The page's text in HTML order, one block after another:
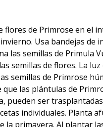
flores de Primrose en el
Usa bandejas de
las semillas de Primula
semillas de flores. La
semillas de Primrose
que las plántulas de
pueden ser
individuales. Planta
la primavera. Al plantar